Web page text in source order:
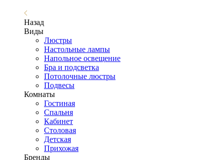
Назад
Виды
Люстры
Настольные лампы
Напольное освещение
Бра и подсветка
Потолочные люстры
Подвесы
Комнаты
Гостиная
Спальня
Кабинет
Столовая
Детская
Прихожая
Бренды